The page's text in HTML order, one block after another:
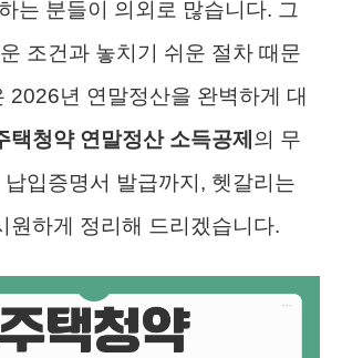
는 분들이 의외로 많습니다. 그
조건과 놓치기 쉬운 절차 때문
2026년 연말정산을 완벽하게 대
택청약 연말정산 소득공제 의 무
입증명서 발급까지, 헷갈리는
원하게 정리해 드리겠습니다.